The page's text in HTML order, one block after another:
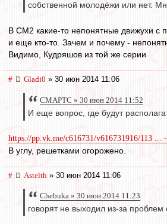
собственной молодёжи или нет.
В СМ2 какие-то непонятные движухи с
и еще кто-то. Зачем и почему -
Видимо, Кудряшов из той же серии
# Gladi0 » 30 июн 2014 11:06
СМАРТС » 30 июн 2014 11:52
И еще вопрос, где будут
https://pp.vk.me/c616731/v616731916/113 ...
В углу, решетками огорожено.
# Astelth » 30 июн 2014 11:06
Chebuka » 30 июн 2014 11:23
говорят не выходил из-за